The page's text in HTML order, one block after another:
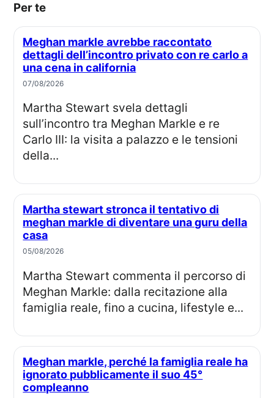
Per te
Meghan markle avrebbe raccontato
dettagli dell’incontro privato con re carlo a
una cena in california
07/08/2026
Martha Stewart svela dettagli
sull’incontro tra Meghan Markle e re
Carlo III: la visita a palazzo e le tensioni
della...
Martha stewart stronca il tentativo di
meghan markle di diventare una guru della
casa
05/08/2026
Martha Stewart commenta il percorso di
Meghan Markle: dalla recitazione alla
famiglia reale, fino a cucina, lifestyle e...
Meghan markle, perché la famiglia reale ha
ignorato pubblicamente il suo 45°
compleanno